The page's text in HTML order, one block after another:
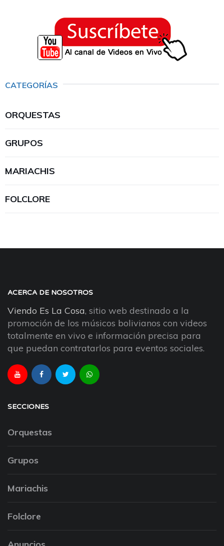
CATEGORÍAS
ORQUESTAS
GRUPOS
MARIACHIS
FOLCLORE
ACERCA DE NOSOTROS
Viendo Es La Cosa, sitio web destinado a la
promoción de los músicos bolivianos con videos
totalmente en vivo e información precisa para
que puedan contratarlos para eventos sociales.
SECCIONES
Orquestas
Grupos
Mariachis
Folclore